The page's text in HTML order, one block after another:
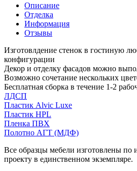
Описание
Отделка
Информация
Отзывы
Изготовлдение стенок в гостиную
конфигурации
Декор и отделку фасадов можно
Возможно сочетание нескольких
Бесплатная сборка в течение 1-2
ЛДСП
Пластик Alvic Luxe
Пластик HPL
Пленка ПВХ
Полотно АГТ (МДФ)
Все образцы мебели изготовлены по
проекту в единственном экземпляре.